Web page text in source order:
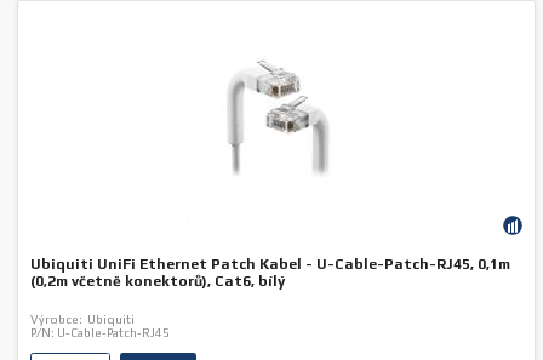
Ubiquiti UniFi Ethernet Patch Kabel - U-Cable-Patch-RJ45, 0,1m
(0,2m včetně konektorů), Cat6, bílý
Výrobce: Ubiquiti
P/N: U-Cable-Patch-RJ45